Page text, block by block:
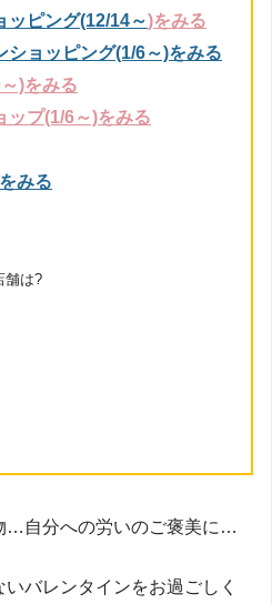
ピング(12/14～)をみる
ョッピング(1/6～)をみる
)をみる
ップ(1/6～)をみる
みる
舗は?
…自分への労いのご褒美に…
バレンタインをお過ごしく